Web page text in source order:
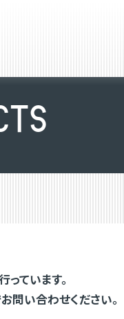
TS
ています。
問い合わせください。